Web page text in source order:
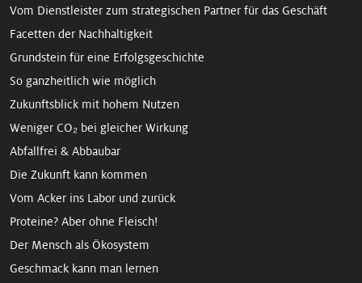
Vom Dienstleister zum strategischen Partner für das Geschäft
Facetten der Nachhaltigkeit
Grundstein für eine Erfolgsgeschichte
So ganzheitlich wie möglich
Zukunftsblick mit hohem Nutzen
Weniger CO₂ bei gleicher Wirkung
Abfallfrei & Abbaubar
Die Zukunft kann kommen
Vom Acker ins Labor und zurück
Proteine? Aber ohne Fleisch!
Der Mensch als Ökosystem
Geschmack kann man lernen